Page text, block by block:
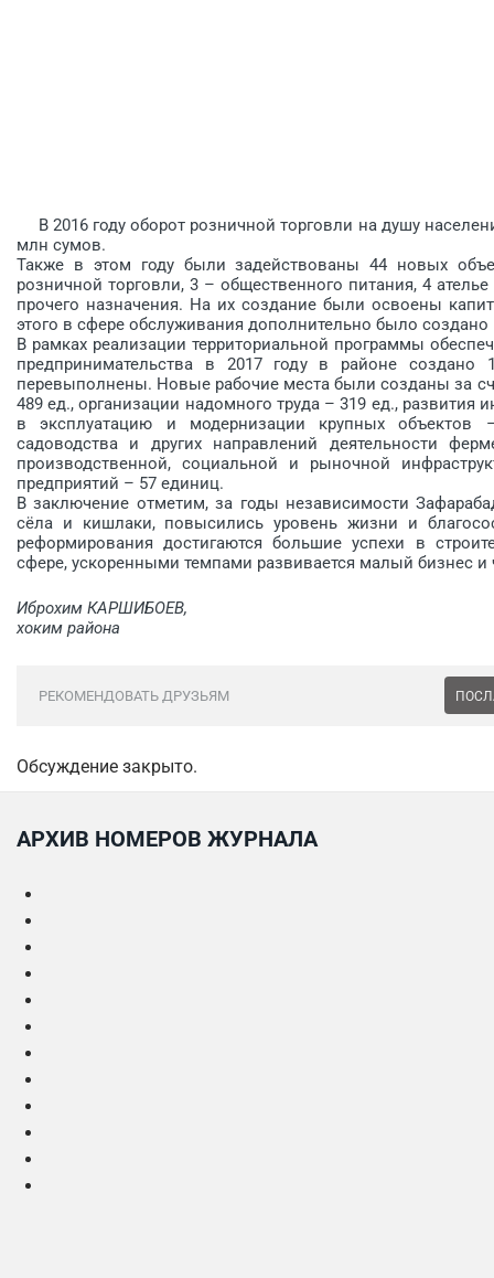
В 2016 году оборот розничной торговли на душу
млн сумов.
Также в этом году были задействованы 44 новых
розничной торговли, 3 – общественного питания, 4
прочего назначения. На их создание были освоены
этого в сфере обслуживания дополнительно было создано
В рамках реализации территориальной программы
предпринимательства в 2017 году в районе создано
перевыполнены. Новые рабочие места были созданы за
489 ед., организации надомного труда – 319 ед., развития
в эксплуатацию и модернизации крупных объектов
садоводства и других направлений деятельности
производственной, социальной и рыночной
предприятий – 57 единиц.
В заключение отметим, за годы независимости
сёла и кишлаки, повысились уровень жизни и
реформирования достигаются большие успехи в
сфере, ускоренными темпами развивается малый бизнес и
Иброхим КАРШИБОЕВ,
хоким района
РЕКОМЕНДОВАТЬ ДРУЗЬЯМ
Обсуждение закрыто.
АРХИВ НОМЕРОВ ЖУРНАЛА